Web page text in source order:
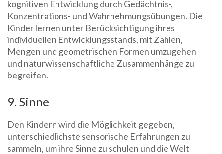
kognitiven Entwicklung durch Gedächtnis-,
Konzentrations- und Wahrnehmungsübungen. Die
Kinder lernen unter Berücksichtigung ihres
individuellen Entwicklungsstands, mit Zahlen,
Mengen und geometrischen Formen umzugehen
und naturwissenschaftliche Zusammenhänge zu
begreifen.
9. Sinne
Den Kindern wird die Möglichkeit gegeben,
unterschiedlichste sensorische Erfahrungen zu
sammeln, um ihre Sinne zu schulen und die Welt